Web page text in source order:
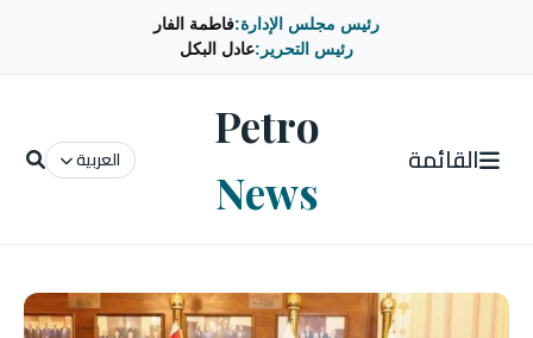
رئيس مجلس الإدارة:فاطمة الفار
رئيس التحرير:عادل البكل
القائمة
Petro
News
العربية